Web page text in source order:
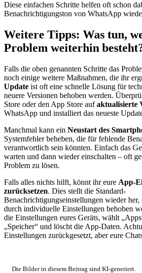
Diese einfachen Schritte helfen oft schon
Benachrichtigungston von WhatsApp
Weitere Tipps: Was tun,
Problem weiterhin
Falls die oben genannten Schritte das
noch einige weitere Maßnahmen, die ihr
Update ist oft eine schnelle Lösung für
neuere Versionen behoben werden.
Store oder den App Store aufaktualisierte
WhatsApp und installiert das neueste
Manchmal kann ein Neustart des
Systemfehler beheben, die für fehlende
verantwortlich sein könnten. Einfach das
warten und dann wieder einschalten – oft
Problem zu lösen.
Falls alles nichts hilft, könnt ihr eure App-
zurücksetzen. Dies stellt die Standard-
Benachrichtigungseinstellungen wieder her,
durch individuelle Einstellungen behoben
die Einstellungen eures Geräts, wählt
„Speicher“ und löscht die App-Daten.
Einstellungen zurückgesetzt, aber eure
Die Bilder in diesem Beitrag sind KI-generiert.